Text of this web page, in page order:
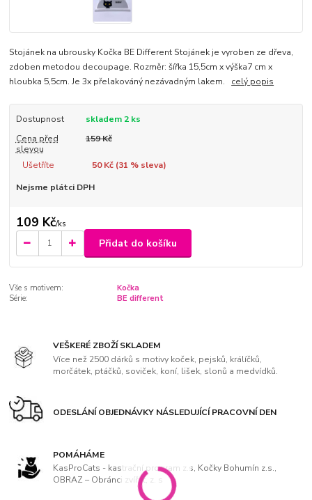
Stojánek na ubrousky Kočka BE Different Stojánek je vyroben ze dřeva,
zdoben metodou decoupage. Rozměr: šířka 15,5cm x výška7 cm x
hloubka 5,5cm. Je 3x přelakováný nezávadným lakem. celý popis
Dostupnost
skladem 2 ks
Cena před
slevou
159 Kč
Ušetříte 50 Kč (31 % sleva)
Nejsme plátci DPH
109 Kč/ks
Přidat do košíku
Vše s motivem:
Kočka
Série:
BE different
VEŠKERÉ ZBOŽÍ SKLADEM
Více než 2500 dárků s motivy koček, pejsků, králíčků,
morčátek, ptáčků, soviček, koní, lišek, slonů a medvídků.
ODESLÁNÍ OBJEDNÁVKY NÁSLEDUJÍCÍ PRACOVNÍ DEN
POMÁHÁME
KasProCats - kastrační program z.s, Kočky Bohumín z.s.,
OBRAZ – Obránci zvířat, z. s